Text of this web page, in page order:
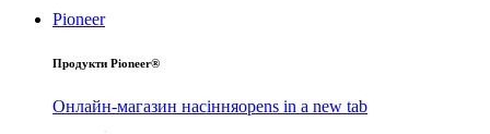
Pioneer
Продукти Pioneer®
Онлайн-магазин насінняopens in a new tab